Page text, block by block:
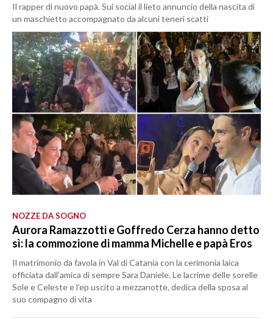
Il rapper di nuovo papà. Sui social il lieto annuncio della nascita di
un maschietto accompagnato da alcuni teneri scatti
NOZZE DA SOGNO
Aurora Ramazzotti e Goffredo Cerza hanno detto
sì: la commozione di mamma Michelle e papà Eros
Il matrimonio da favola in Val di Catania con la cerimonia laica
officiata dall’amica di sempre Sara Daniele. Le lacrime delle sorelle
Sole e Celeste e l’ep uscito a mezzanotte, dedica della sposa al
suo compagno di vita